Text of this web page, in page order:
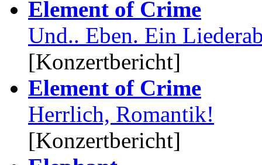
Element of Crime
Und.. Eben. Ein
[Konzertbericht]
Element of Crime
Herrlich, Romantik!
[Konzertbericht]